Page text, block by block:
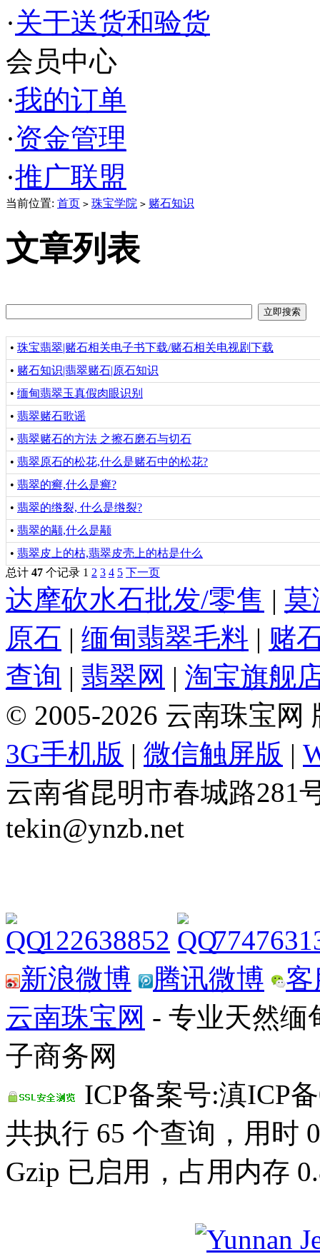
·关于送货和验货
会员中心
·我的订单
·资金管理
·推广联盟
当前位置: 首页 > 珠宝学院 > 赌石知识
文章列表
• 珠宝翡翠|赌石相关电子书下载/赌石相关电视剧下载
• 赌石知识|翡翠赌石|原石知识
• 缅甸翡翠玉真假肉眼识别
• 翡翠赌石歌谣
• 翡翠赌石的方法 之擦石磨石与切石
• 翡翠原石的松花,什么是赌石中的松花?
• 翡翠的癣,什么是癣?
• 翡翠的绺裂, 什么是绺裂?
• 翡翠的颟,什么是颟
• 翡翠皮上的枯,翡翠皮壳上的枯是什么
总计 47 个记录 1 2 3 4 5 下一页
达摩砍水石批发/零售 | 莫
原石 | 缅甸翡翠毛料 | 赌
查询 | 翡翠网 | 淘宝旗舰
© 2005-2026 云南珠宝网
3G手机版 | 微信触屏版 |
云南省昆明市春城路281
tekin@ynzb.net
122638852
新浪微博
腾讯微博
云南珠宝网 - 专业天然缅
子商务网
ICP备案号:滇ICP
共执行 65 个查询，用时
Gzip 已启用，占用内存